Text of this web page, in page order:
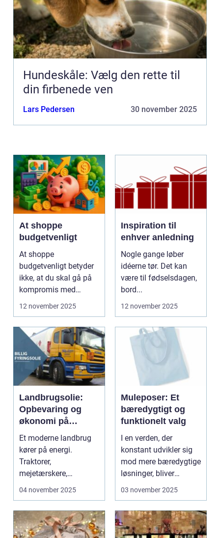
Hundeskåle: Vælg den rette til
din firbenede ven
Lars Pedersen 30 november 2025
At shoppe
budgetvenligt
At shoppe
budgetvenligt betyder
ikke, at du skal gå på
kompromis med
kvalitet eller stil...
12 november 2025
Inspiration til
enhver anledning
Nogle gange løber
idéerne tør. Det kan
være til fødselsdagen,
bord...
12 november 2025
Landbrugsolie:
Opbevaring og
økonomi på
gården
Et moderne landbrug
kører på energi.
Traktorer,
mejetærskere,
transport, tø...
04 november 2025
Muleposer: Et
bæredygtigt og
funktionelt valg
I en verden, der
konstant udvikler sig
mod mere bæredygtige
løsninger, bliver
produkter...
03 november 2025